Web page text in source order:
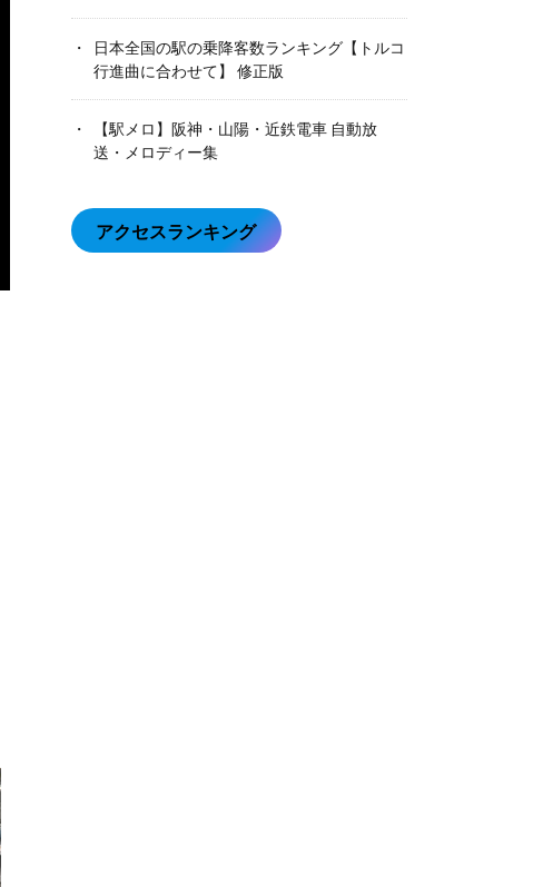
日本全国の駅の乗降客数ランキング【トルコ
行進曲に合わせて】 修正版
【駅メロ】阪神・山陽・近鉄電車 自動放
送・メロディー集
アクセスランキング